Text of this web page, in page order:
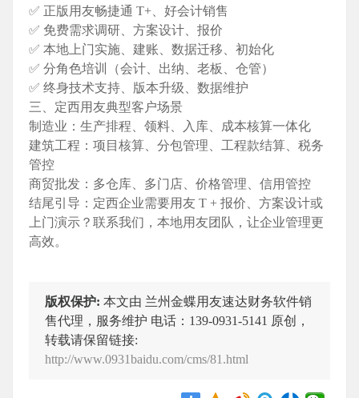
✅ 正版用友畅捷通 T+、好会计销售
✅ 免费需求调研、方案设计、报价
✅ 本地上门实施、建账、数据迁移、初始化
✅ 分角色培训（会计、出纳、老板、仓管）
✅ 终身技术支持、版本升级、数据维护
三、定西用友典型客户场景
制造业：生产排程、领料、入库、成本核算一体化
建筑工程：项目核算、分包管理、工程款结算、税务
管控
商贸批发：多仓库、多门店、价格管理、信用管控
结尾引导 ：定西企业需要用友 T + 报价、方案设计或
上门演示？联系我们，本地用友团队，让企业管理更
高效。
版权保护: 本文由 兰州金蝶用友速达财务软件销
售代理，服务维护 电话：139-0931-5141 原创，
转载请保留链接:
http://www.0931baidu.com/cms/81.html